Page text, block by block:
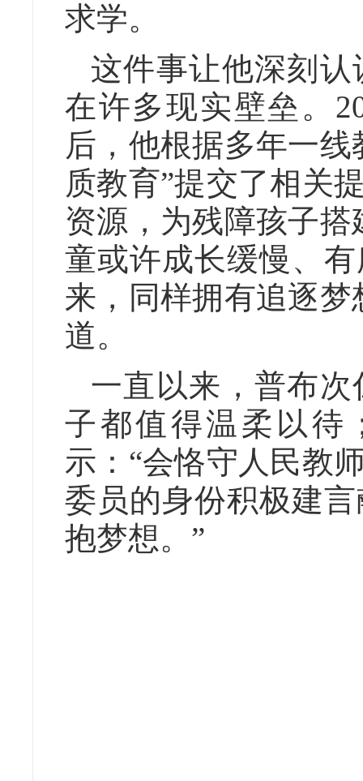
求学。
这件事让他深刻
在许多现实壁垒。
后，他根据多年一
质教育”提交了相关
资源，为残障孩子
童或许成长缓慢、
来，同样拥有追逐
道。
一直以来，普布
子都值得温柔以待
示：“会恪守人民教
委员的身份积极建
抱梦想。”